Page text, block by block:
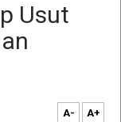
Usut
A- A+